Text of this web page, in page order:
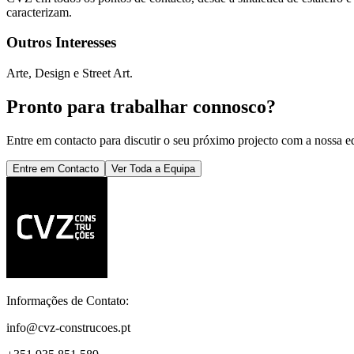
caracterizam.
Outros Interesses
Arte, Design e Street Art.
Pronto para trabalhar connosco?
Entre em contacto para discutir o seu próximo projecto com a nossa
Entre em Contacto Ver Toda a Equipa
Informações de Contato:
info@cvz-construcoes.pt